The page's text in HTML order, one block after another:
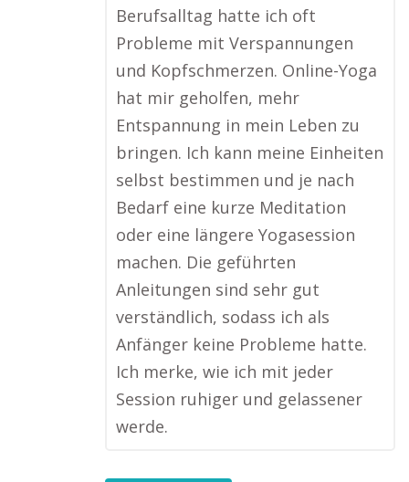
Berufsalltag hatte ich oft
Probleme mit Verspannungen
und Kopfschmerzen. Online-Yoga
hat mir geholfen, mehr
Entspannung in mein Leben zu
bringen. Ich kann meine Einheiten
selbst bestimmen und je nach
Bedarf eine kurze Meditation
oder eine längere Yogasession
machen. Die geführten
Anleitungen sind sehr gut
verständlich, sodass ich als
Anfänger keine Probleme hatte.
Ich merke, wie ich mit jeder
Session ruhiger und gelassener
werde.